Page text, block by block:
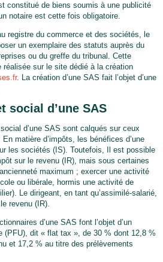
constitué de biens soumis à une publicité
notaire est cette fois obligatoire.
registre du commerce et des sociétés, le
un exemplaire des statuts auprès du
ou du greffe du tribunal. Cette
réalisée sur le site dédié à la création
. La création d’une SAS fait l’objet d’une
social d’une SAS
d’une SAS sont calqués sur ceux
matière d’impôts, les bénéfices d’une
les sociétés (IS). Toutefois, Il est possible
sur le revenu (IR), mais sous certaines
maximum ; exercer une activité
ou libérale, hormis une activité de
Le dirigeant, en tant qu’assimilé-salarié,
revenu (IR).
d’une SAS font l’objet d’un
(PFU), dit « flat tax », de 30 % dont 12,8 %
et 17,2 % au titre des prélèvements